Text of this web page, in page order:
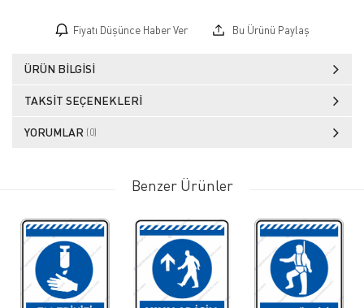
Fiyatı Düşünce Haber Ver Bu Ürünü Paylaş
ÜRÜN BILGISI
TAKSIT SEÇENEKLERI
YORUMLAR (0)
Benzer Ürünler